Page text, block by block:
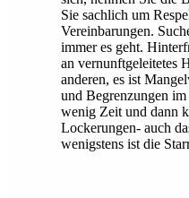
Sie sachlich um
Vereinbarungen.
immer es geht.
an vernunftgeleitetes
anderen, es ist
und Begrenzungen
wenig Zeit und dann
Lockerungen- auch
wenigstens ist die